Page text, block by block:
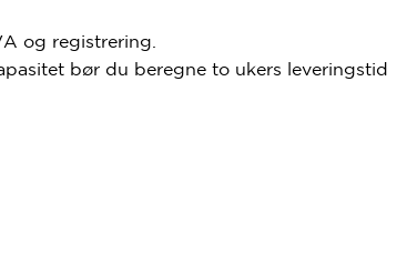
og registrering.
bør du beregne to ukers leveringstid